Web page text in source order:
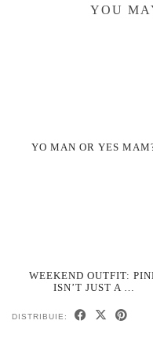
YOU
YO MAN OR YES
WEEKEND OUTFIT:
ISN’T JUST A …
DISTRIBUIE: